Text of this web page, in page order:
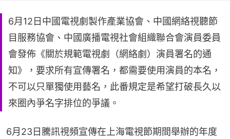
6月12日中國電視劇製作產業協會、中國網絡視聽節
目服務協會、中國廣播電視社會組織聯合會演員委員
會發佈《關於規範電視劇（網絡劇）演員署名的通
知》，要求所有宣傳署名，都需要使用演員的本名，
不可以只單獨使用藝名，此番規定是希望打破長久以
來圈內爭名字排位的爭議。
6月23日騰訊視頻宣傳在上海電視節期間舉辦的年度